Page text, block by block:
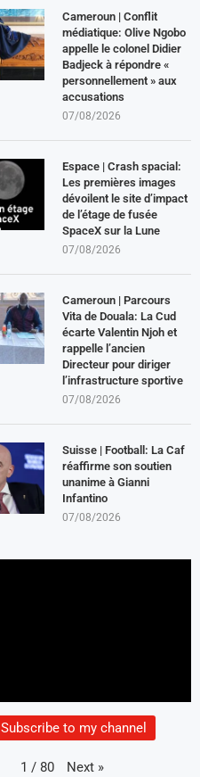
Cameroun | Conflit
médiatique: Olive Ngobo
appelle le colonel Didier
Badjeck à répondre «
personnellement » aux
accusations
07/08/2026
Espace | Crash spacial:
Les premières images
dévoilent le site d’impact
de l’étage de fusée
SpaceX sur la Lune
07/08/2026
Cameroun | Parcours
Vita de Douala: La Cud
écarte Valentin Njoh et
rappelle l’ancien
Directeur pour diriger
l’infrastructure sportive
07/08/2026
Suisse | Football: La Caf
réaffirme son soutien
unanime à Gianni
Infantino
07/08/2026
Subscribe to my channel
1 / 80 Next »